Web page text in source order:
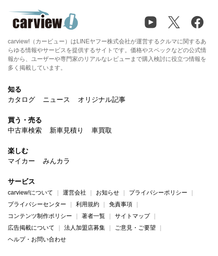
carview!（カービュー）はLINEヤフー株式会社が運営するクルマに関するあ
らゆる情報やサービスを提供するサイトです。価格やスペックなどの公式情
報から、ユーザーや専門家のリアルなレビューまで購入検討に役立つ情報を
多く掲載しています。
知る
カタログ
ニュース オリジナル記事
買う・売る
中古車検索
新車見積り 車買取
楽しむ
マイカー
みんカラ
サービス
carview!について 運営会社 お知らせ
プライバシーポリシー
プライバシーセンター
利用規約
免責事項
コンテンツ制作ポリシー
著者一覧
サイトマップ
広告掲載について
法人加盟店募集
ご意見・ご要望
ヘルプ・お問い合わせ